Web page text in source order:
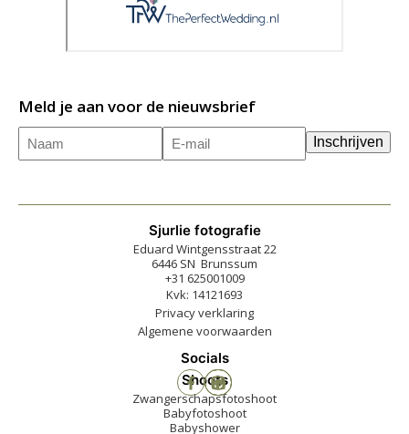
Meld je aan voor de nieuwsbrief
Naam
E-
mailadres(Vereist)
Inschrijven
Sjurlie fotografie
Eduard Wintgensstraat 22
6446 SN Brunssum
+31 625001009
Kvk: 14121693
Privacy verklaring
Algemene voorwaarden
Socials
Shoots
Zwangerschapsfotoshoot
Babyfotoshoot
Babyshower